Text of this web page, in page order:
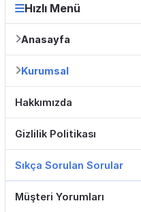
Hızlı Menü
Anasayfa
Kurumsal
Hakkımızda
Gizlilik Politikası
Sıkça Sorulan Sorular
Müşteri Yorumları